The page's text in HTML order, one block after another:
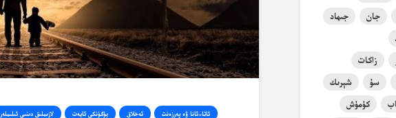
ئاتا-ئانا ۋە پەرزەنت ئەخلاق بۈگۈنكى ئايەت لازىملىق دىنىي ئىلىملەر
جان
جىھاد
زاكات
سۇ
شېرىك
كۈمۈش